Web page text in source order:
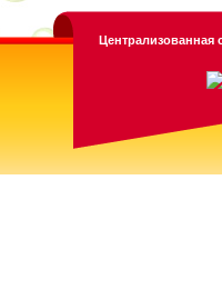
Централизованная